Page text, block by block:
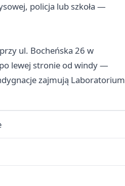
policja lub szkoła —
ul. Bocheńska 26 w
lewej stronie od windy —
zajmują Laboratorium